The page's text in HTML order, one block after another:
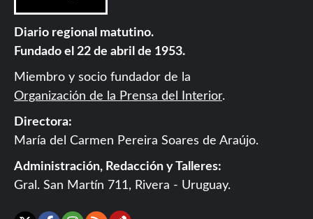
Diario regional matutino.
Fundado el 22 de abril de 1953.
Miembro y socio fundador de la
Organización de la Prensa del Interior.
Directora:
María del Carmen Pereira Soares de Araújo.
Administración, Redacción y Talleres:
Gral. San Martín 711, Rivera - Uruguay.